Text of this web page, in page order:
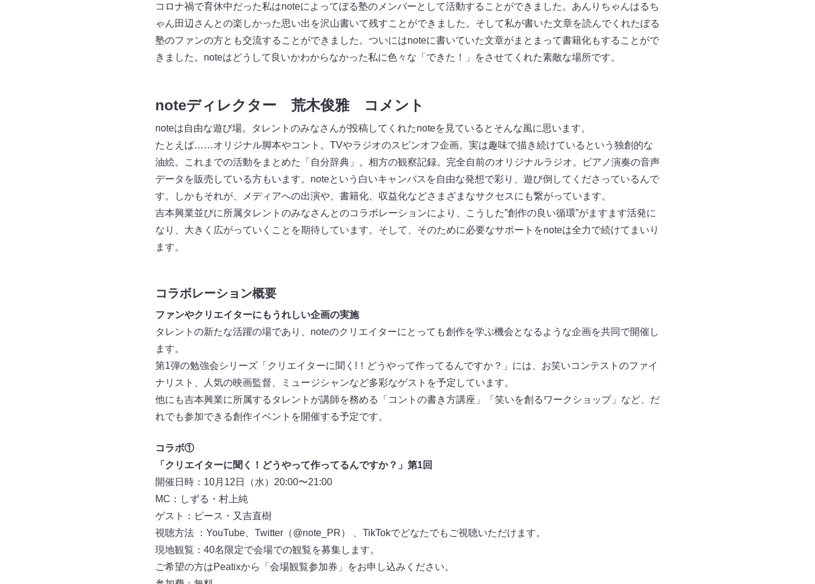
コロナ禍で育休中だった私はnoteによってぼる塾のメンバーとして活動することができました。あんりちゃんはるち
ゃん田辺さんとの楽しかった思い出を沢山書いて残すことができました。そして私が書いた文章を読んでくれたぼる
塾のファンの方とも交流することができました。ついにはnoteに書いていた文章がまとまって書籍化もすることがで
きました。noteはどうして良いかわからなかった私に色々な「できた！」をさせてくれた素敵な場所です。
noteディレクター 荒木俊雅 コメント
noteは自由な遊び場。タレントのみなさんが投稿してくれたnoteを見ているとそんな風に思います。
たとえば……オリジナル脚本やコント。TVやラジオのスピンオフ企画。実は趣味で描き続けているという独創的な
油絵。これまでの活動をまとめた「自分辞典」。相方の観察記録。完全自前のオリジナルラジオ。ピアノ演奏の音声
データを販売している方もいます。noteという白いキャンバスを自由な発想で彩り、遊び倒してくださっているんで
す。しかもそれが、メディアへの出演や、書籍化、収益化などさまざまなサクセスにも繋がっています。
吉本興業並びに所属タレントのみなさんとのコラボレーションにより、こうした”創作の良い循環”がますます活発に
なり、大きく広がっていくことを期待しています。そして、そのために必要なサポートをnoteは全力で続けてまいり
ます。
コラボレーション概要
ファンやクリエイターにもうれしい企画の実施
タレントの新たな活躍の場であり、noteのクリエイターにとっても創作を学ぶ機会となるような企画を共同で開催し
ます。
第1弾の勉強会シリーズ「クリエイターに聞く!！どうやって作ってるんですか？」には、お笑いコンテストのファイ
ナリスト、人気の映画監督、ミュージシャンなど多彩なゲストを予定しています。
他にも吉本興業に所属するタレントが講師を務める「コントの書き方講座」「笑いを創るワークショップ」など、だ
れでも参加できる創作イベントを開催する予定です。
コラボ①
「クリエイターに聞く！どうやって作ってるんですか？」第1回
開催日時：10月12日（水）20:00〜21:00
MC：しずる・村上純
ゲスト：ピース・又吉直樹
視聴方法 ：YouTube、Twitter（@note_PR） 、TikTokでどなたでもご視聴いただけます。
現地観覧：40名限定で会場での観覧を募集します。
ご希望の方はPeatixから「会場観覧参加券」をお申し込みください。